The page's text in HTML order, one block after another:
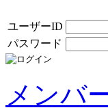
ユーザーID
パスワード
メンバ